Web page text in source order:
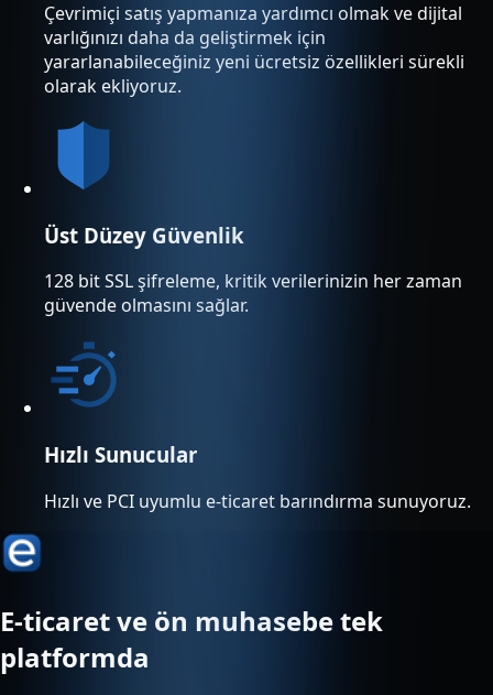
Çevrimiçi satış yapmanıza yardımcı olmak ve dijital
varlığınızı daha da geliştirmek için
yararlanabileceğiniz yeni ücretsiz özellikleri sürekli
olarak ekliyoruz.
Üst Düzey Güvenlik
128 bit SSL şifreleme, kritik verilerinizin her zaman
güvende olmasını sağlar.
Hızlı Sunucular
Hızlı ve PCI uyumlu e-ticaret barındırma sunuyoruz.
E-ticaret ve ön muhasebe tek
platformda